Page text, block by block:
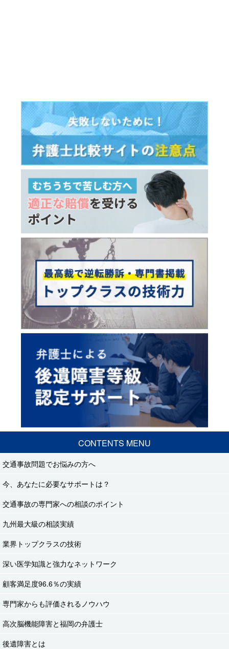
CONTENTS MENU
交通事故問題でお悩みの方へ
今、あなたに必要なサポートは？
交通事故の専門家への相談のポイント
九州最大級の相談実績
業界トップクラスの技術
深い医学知識と強力なネットワーク
顧客満足度96.6％の実績
専門家からも評価されるノウハウ
高次脳機能障害と福岡の弁護士
後遺障害とは